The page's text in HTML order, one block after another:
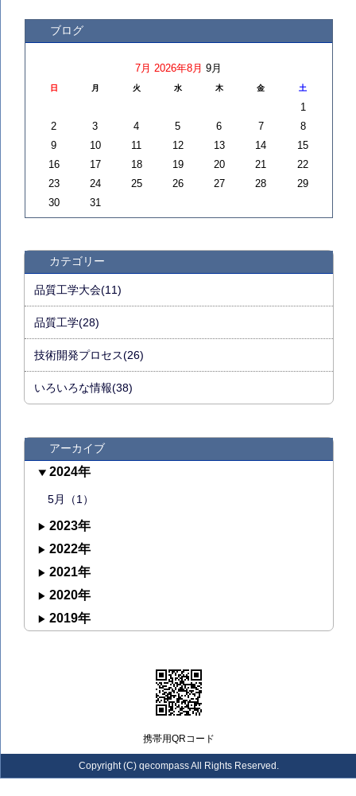
ブログ
7月 2026年8月 9月
日 月 火 水 木 金 土
1
2
3 4 5 6 7
8
9
10 11 12 13 14
15
16
17 18 19 20 21
22
23
24 25 26 27 28
29
30
31
カテゴリー
品質工学大会(11)
品質工学(28)
技術開発プロセス(26)
いろいろな情報(38)
アーカイブ
2024年
5月（1）
2023年
2022年
2021年
2020年
2019年
携帯用QRコード
Copyright (C) qecompass All Rights Reserved.